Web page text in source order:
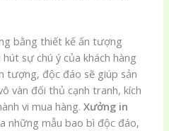
bằng thiết kế ấn tượng
sự chú ý của khách hàng
tượng, độc đáo sẽ giúp sản
vàn đối thủ cạnh tranh, kích
vi mua hàng.Xưởng in
những mẫu bao bì độc đáo,